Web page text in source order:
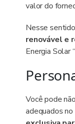
valor do
Nesse
renovável e
Energia Solar
Você pode
adequados